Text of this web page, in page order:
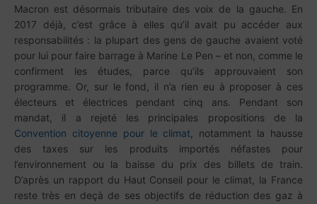
Macron est désormais tributaire des voix de la gauche. En
2017 déjà, c’est grâce à elles qu’il avait pu accéder aux
responsabilités : la plupart des gens de gauche avaient voté
pour lui pour faire barrage à Marine Le Pen – et non, comme le
confirment les études, parce qu’ils approuvaient son
programme. Or, sur le fond, il n’a rien eu à proposer à ces
électeurs et électrices pendant cinq ans. Pendant son
mandat, il a rejeté les principales propositions de la
Convention citoyenne pour le climat , notamment la hausse
des taxes sur les produits importés néfastes pour
l’environnement ou la baisse du prix des billets de train.
D’après un rapport du Haut Conseil pour le climat, la France
reste très en deçà de ses objectifs de réduction des gaz à